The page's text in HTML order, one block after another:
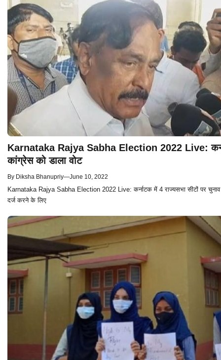
Karnataka Rajya Sabha Election 2022 Live:
कांग्रेस को डाला वोट
By Diksha Bhanupriy—June 10, 2022
Karnataka Rajya Sabha Election 2022 Live: कर्नाटक में 4 राज्यसभा सीटों पर
दर्ज करने के लिए